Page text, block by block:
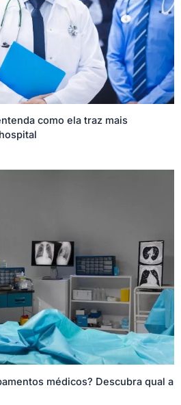
como ela traz mais
médicos? Descubra qual a